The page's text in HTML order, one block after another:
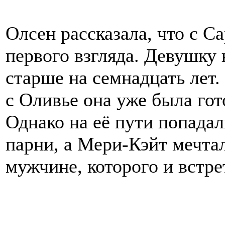
Олсен рассказала, что с
первого взгляда.
старше на семнадцать
с Оливье она уже была
Однако на её пути
парни, а Мери-Кэйт
мужчине, которого и